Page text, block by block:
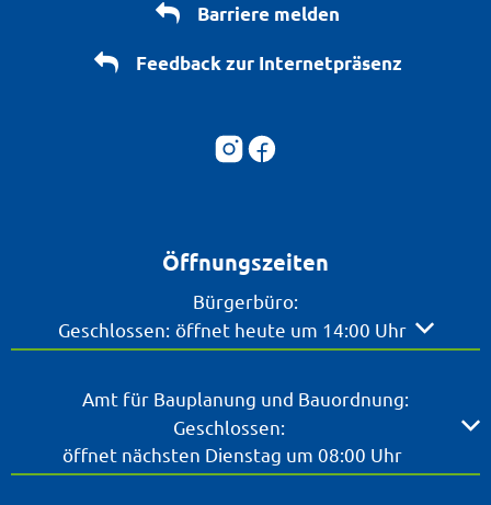
Barriere melden
Feedback zur Internetpräsenz
Öffnungszeiten
Bürgerbüro:
Klicken, um weitere Öffnungs- oder Schließzeiten
Geschlossen: öffnet heute um 14:00 Uhr
Amt für Bauplanung und Bauordnung:
Klicken, um weitere Öffnungs- oder Schließzeiten
Geschlossen:
öffnet nächsten Dienstag um 08:00 Uhr